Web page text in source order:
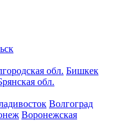
обл. Бишкек
обл.
Волгоград
Воронежская